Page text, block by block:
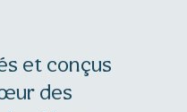
et conçus
des